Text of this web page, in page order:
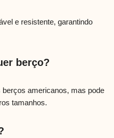
e resistente, garantindo
berço?
americanos, mas pode
tamanhos.